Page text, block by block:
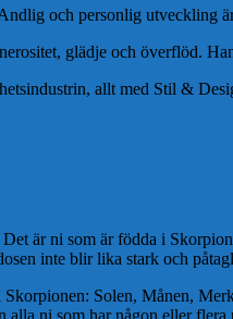
och personlig utveckling
glädje och överflöd.
allt med Stil &
är ni som är födda i
inte blir lika stark och
Solen, Månen,
alla ni som har någon eller